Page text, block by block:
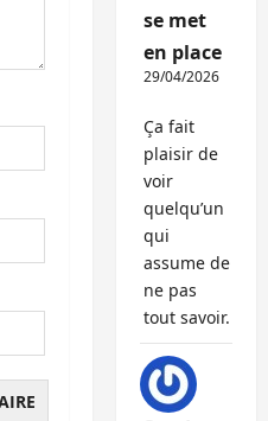
se met
en place
29/04/2026
Ça fait
plaisir de
voir
quelqu’un
qui
assume de
ne pas
tout savoir.